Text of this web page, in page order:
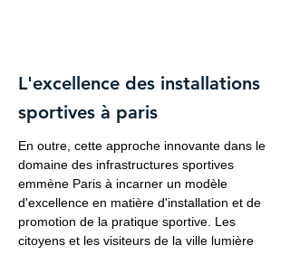
L'excellence des installations
sportives à paris
En outre, cette approche innovante dans le
domaine des infrastructures sportives
emmène Paris à incarner un modèle
d'excellence en matière d'installation et de
promotion de la pratique sportive. Les
citoyens et les visiteurs de la ville lumière